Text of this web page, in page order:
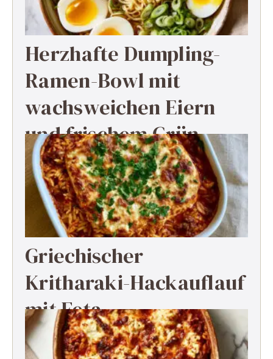
Herzhafte Dumpling-
Ramen-Bowl mit
wachsweichen Eiern
und frischem Grün
Griechischer
Kritharaki-Hackauflauf
mit Feta